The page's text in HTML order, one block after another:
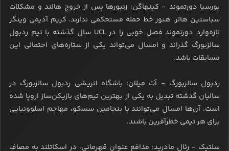
بورسیا دورتموند - کپنهاگن: زنبورها پس از خروج هالند و مشکلات
سباستین هالر، هنوز خط حمله مستحکمی ندارند. کریم آدیمی وینگر
تازه‌وارد دورتموند فصل خوبی را در UCL سال گذشته با تیم ردبول
سالزبورگ گذراند و امسال می‌تواند یکی از ستاره‌های احتمالی این
مسابقات باشد.
ردبول سالزبورگ - آث میلان: باشگاه اتریشی ردبول سالزبورگ در
سالیان گذشته تبدیل به یکی از بهترین تیم‌های بازیکن‌ساز اروپا شده
است. آن‌ها امسال می‌توانند با بنجامین سسکو، مهاجم اسلوونیایی
برای هر تیمی خطرآفرین باشند.
سلتیک - رئال مادرید: مدافع عنوان قهرمانی، در اسکاتلند به مصاف